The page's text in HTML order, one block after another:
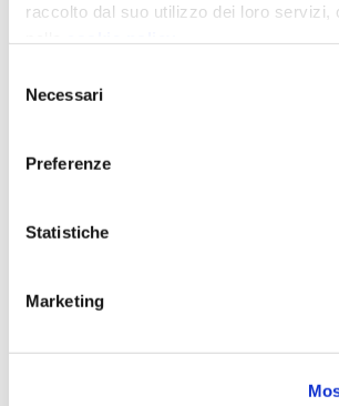
raccolto dal suo utilizzo dei loro servizi,
cookie strettamente necessari.
delNecessari
Preferenze
Statistiche
Marketing
This is a search field with an
There are no suggestions